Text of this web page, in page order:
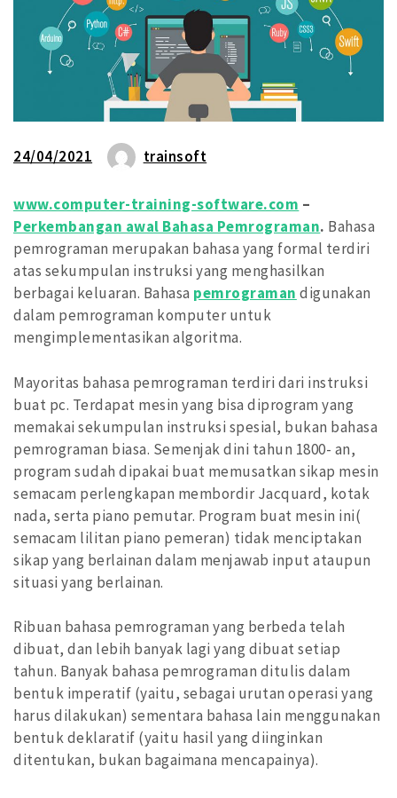
24/04/2021 trainsoft
www.computer-training-software.com –
Perkembangan awal Bahasa Pemrograman. Bahasa
pemrograman merupakan bahasa yang formal terdiri
atas sekumpulan instruksi yang menghasilkan
berbagai keluaran. Bahasa pemrograman digunakan
dalam pemrograman komputer untuk
mengimplementasikan algoritma.
Mayoritas bahasa pemrograman terdiri dari instruksi
buat pc. Terdapat mesin yang bisa diprogram yang
memakai sekumpulan instruksi spesial, bukan bahasa
pemrograman biasa. Semenjak dini tahun 1800- an,
program sudah dipakai buat memusatkan sikap mesin
semacam perlengkapan membordir Jacquard, kotak
nada, serta piano pemutar. Program buat mesin ini(
semacam lilitan piano pemeran) tidak menciptakan
sikap yang berlainan dalam menjawab input ataupun
situasi yang berlainan.
Ribuan bahasa pemrograman yang berbeda telah
dibuat, dan lebih banyak lagi yang dibuat setiap
tahun. Banyak bahasa pemrograman ditulis dalam
bentuk imperatif (yaitu, sebagai urutan operasi yang
harus dilakukan) sementara bahasa lain menggunakan
bentuk deklaratif (yaitu hasil yang diinginkan
ditentukan, bukan bagaimana mencapainya).